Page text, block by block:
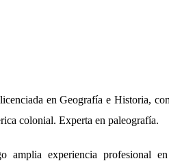
en Geografía e Historia,
colonial. Experta en paleografía.
amplia experiencia profesional